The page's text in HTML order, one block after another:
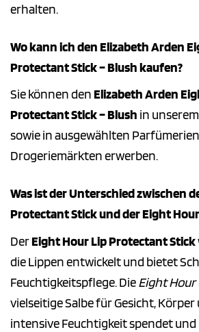
erhalten.
Wo kann ich den Elizabeth Arden
Protectant Stick – Blush kaufen?
Sie können denElizabeth Arden
Protectant Stick – Blush in
sowie in ausgewählten
Drogeriemärkten erwerben.
Was ist der Unterschied zwischen
Protectant Stick und der Eight
DerEight Hour Lip Protectant Stick
die Lippen entwickelt und bietet
Feuchtigkeitspflege. DieEight Hour
vielseitige Salbe für Gesicht, Körper
intensive Feuchtigkeit spendet